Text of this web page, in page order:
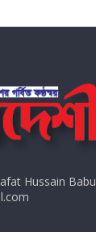
Hussain Babu